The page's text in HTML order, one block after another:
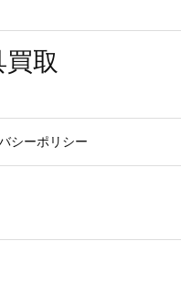
取
シーポリシー